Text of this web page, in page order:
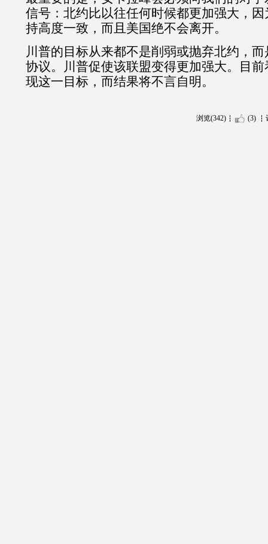
信号：北约比以往任何时候都更加强大，
持高度一致，而且美国绝不会离开。
川普的目标从来都不是削弱或抛弃北约，
协议。川普促使该联盟变得更加强大。目
现这一目标，而结果将不言自明。
浏览(342) (3)